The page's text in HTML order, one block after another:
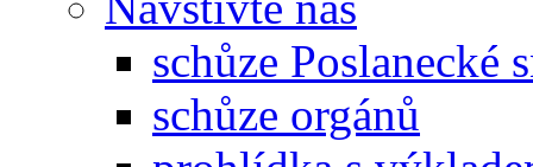
schůze Poslanecké
schůze orgánů